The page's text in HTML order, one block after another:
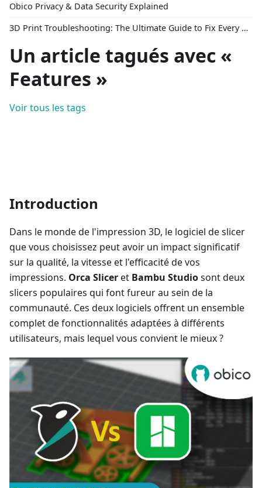
Obico Privacy & Data Security Explained
3D Print Troubleshooting: The Ultimate Guide to Fix Every Common Problem [2026]
Un article tagués avec «
Features »
Voir tous les tags
Introduction
Dans le monde de l'impression 3D, le logiciel de slicer
que vous choisissez peut avoir un impact significatif
sur la qualité, la vitesse et l'efficacité de vos
impressions. Orca Sliceret Bambu Studiosont deux
slicers populaires qui font fureur au sein de la
communauté. Ces deux logiciels offrent un ensemble
complet de fonctionnalités adaptées à différents
utilisateurs, mais lequel vous convient le mieux ?